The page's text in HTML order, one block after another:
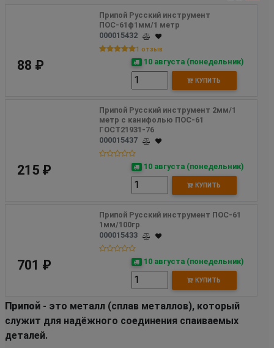
Припой Русский инструмент
ПОС-61ф1мм/1 метр
000015432
1 отзыв
88 ₽ 10 августа (понедельник)
КУПИТЬ
Припой Русский инструмент 2мм/1
метр с канифолью ПОС-61
ГОСТ21931-76
000015437
215 ₽ 10 августа (понедельник)
КУПИТЬ
Припой Русский инструмент ПОС-61
1мм/100гр
000015433
701 ₽ 10 августа (понедельник)
КУПИТЬ
Припой - это металл (сплав металлов), который
служит для надёжного соединения спаиваемых
деталей.